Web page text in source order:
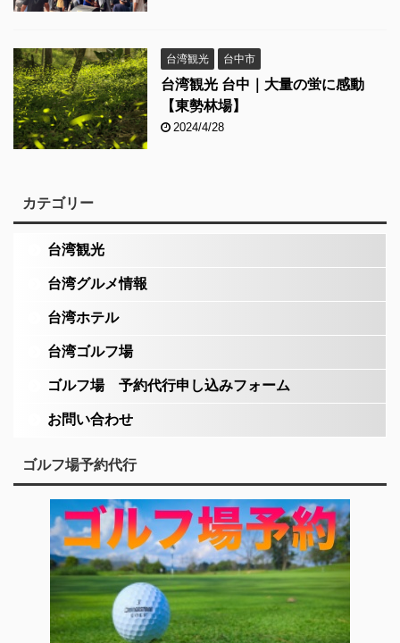
台湾観光 台中市
台湾観光 台中｜大量の蛍に感動
【東勢林場】
2024/4/28
カテゴリー
台湾観光
台湾グルメ情報
台湾ホテル
台湾ゴルフ場
ゴルフ場 予約代行申し込みフォーム
お問い合わせ
ゴルフ場予約代行